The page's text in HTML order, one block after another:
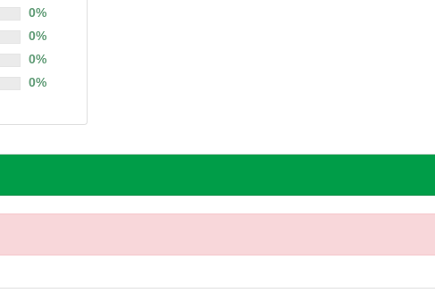
0%
0%
0%
0%